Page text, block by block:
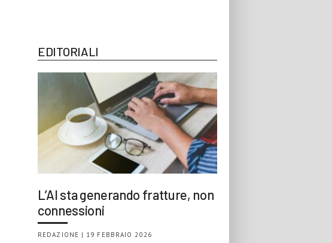
EDITORIALI
L’AI sta generando fratture, non
connessioni
REDAZIONE | 19 FEBBRAIO 2026